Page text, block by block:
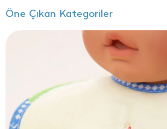
Öne Çıkan Kategoriler